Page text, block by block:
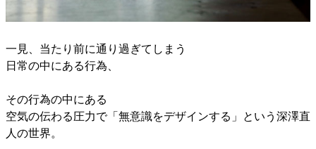
一見、当たり前に通り過ぎてしまう
日常の中にある行為、
その行為の中にある
空気の伝わる圧力で「無意識をデザインする」という深澤直
人の世界。